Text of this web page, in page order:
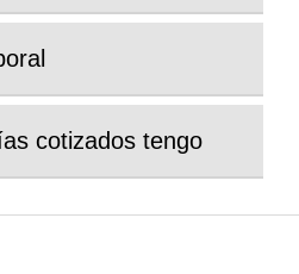
cotizados tengo